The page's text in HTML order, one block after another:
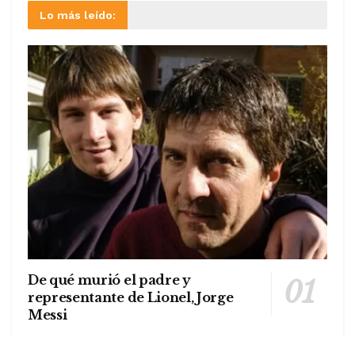
Lo más leído:
De qué murió el padre y
representante de Lionel, Jorge
Messi